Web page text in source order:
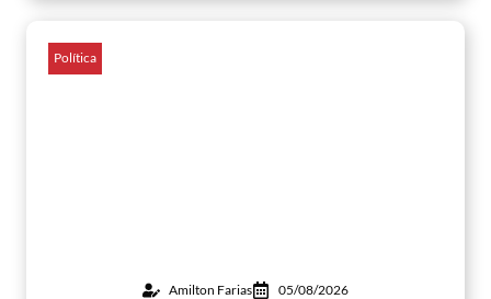
Política
Amilton Farias 05/08/2026